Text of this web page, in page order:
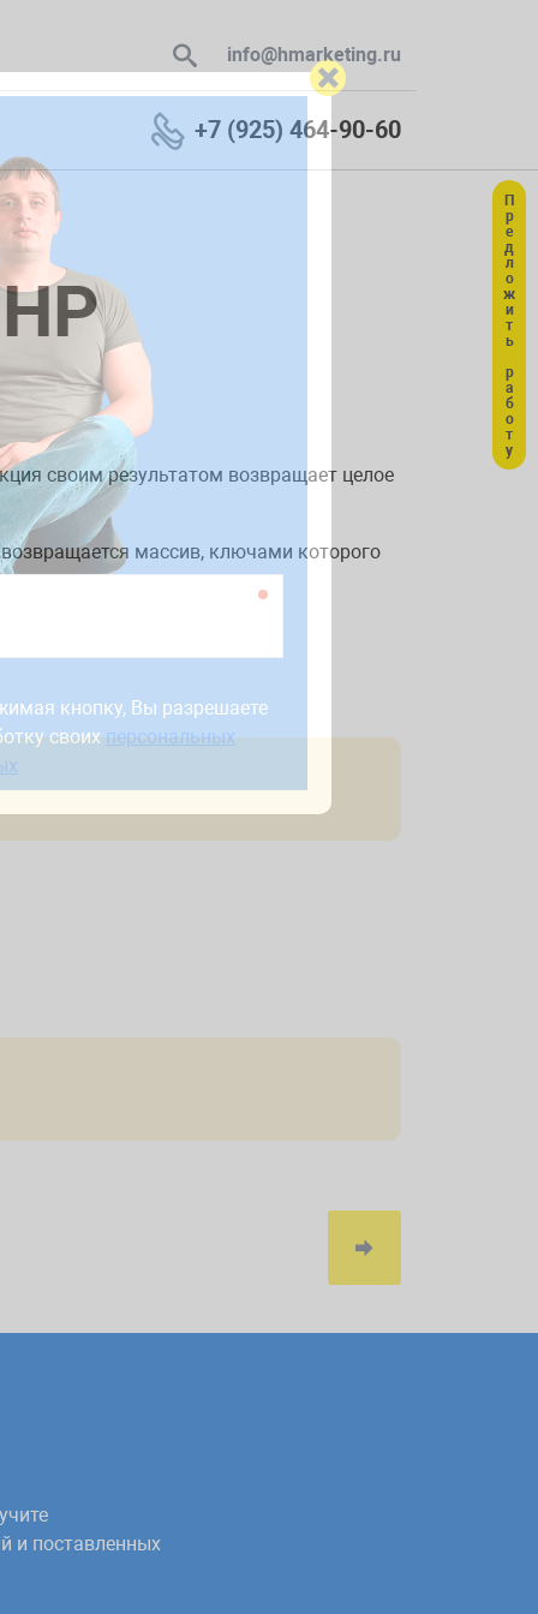
info@hmarketing.ru
+7 (925) 464-90-60
своим результатом возвращает целое
возвращается массив, ключами которого
и поставленных
ответ
с учетом
кнопку, Вы разрешаете
Предложить работу
кнопку, Вы разрешаете
своих персональных